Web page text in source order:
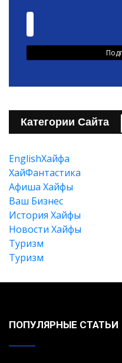
Категории Сайта
EnglishХайфа
XайФантастика
Афиша Хайфы
Ваш Бизнес
История Хайфы
Новости Хайфы
Туризм
Туризм
ПОПУЛЯРНЫЕ СТАТЬИ